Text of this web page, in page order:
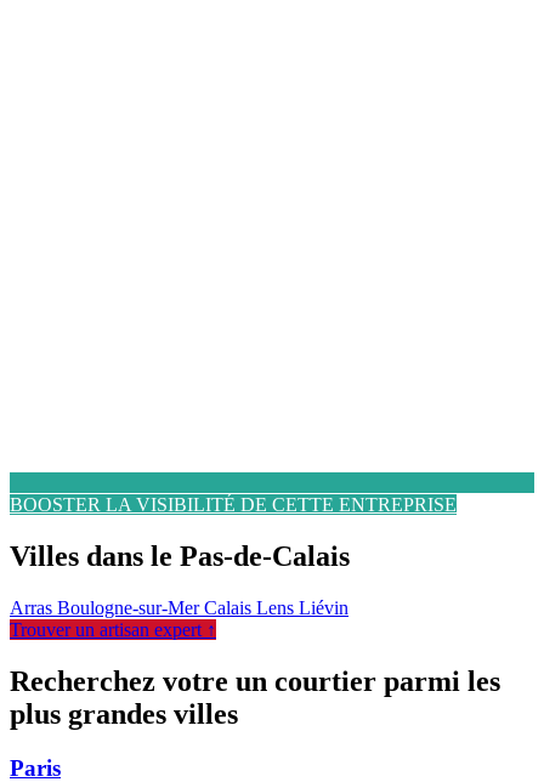
BOOSTER LA VISIBILITÉ DE CETTE ENTREPRISE
Villes dans le Pas-de-Calais
Arras Boulogne-sur-MerCalais Lens Liévin
Trouver un artisan expert ↑
Recherchez votre un courtier parmi les
plus grandes villes
Paris